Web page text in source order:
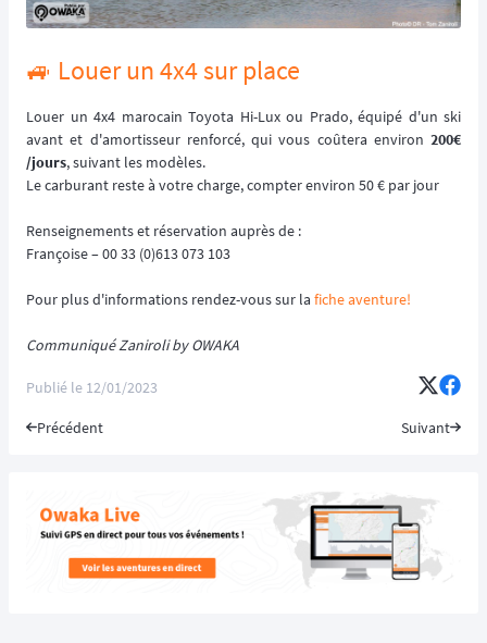
🚙 Louer un 4x4 sur place
Louer un 4x4 marocain Toyota Hi-Lux ou Prado, équipé d'un ski
avant et d'amortisseur renforcé, qui vous coûtera environ 200€
/jours, suivant les modèles.
Le carburant reste à votre charge, compter environ 50 € par jour
Renseignements et réservation auprès de :
Françoise – 00 33 (0)613 073 103
Pour plus d'informations rendez-vous sur la fiche aventure!
Communiqué Zaniroli by OWAKA
Publié le 12/01/2023
Précédent Suivant